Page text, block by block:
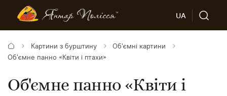
UA
Картини з бурштину
Об'ємні картини
Об'ємне панно «Квіти і птахи»
Об'ємне панно «Квіти і